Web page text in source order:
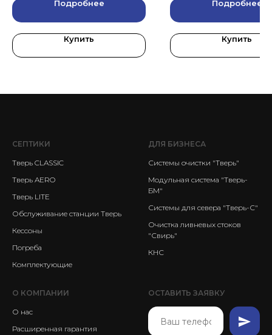
Подробнее
Купить
Подробнее
Купить
СЕПТИКИ
Тверь CLASSIC
Тверь AERO
Тверь LITE
Обслуживание станции Тверь
Кессоны
Погреба
Комплектующие
ДЛЯ БИЗНЕСА
Системы очистки "Тверь"
Модульная система "Тверь-
БМ"
Системы для севера "Тверь-С"
Очистка ливневых стоков
"Свирь"
КНС
О КОМПАНИИ
О нас
Расширенная гарантия
ОСТАВИТЬ ЗАЯВКУ